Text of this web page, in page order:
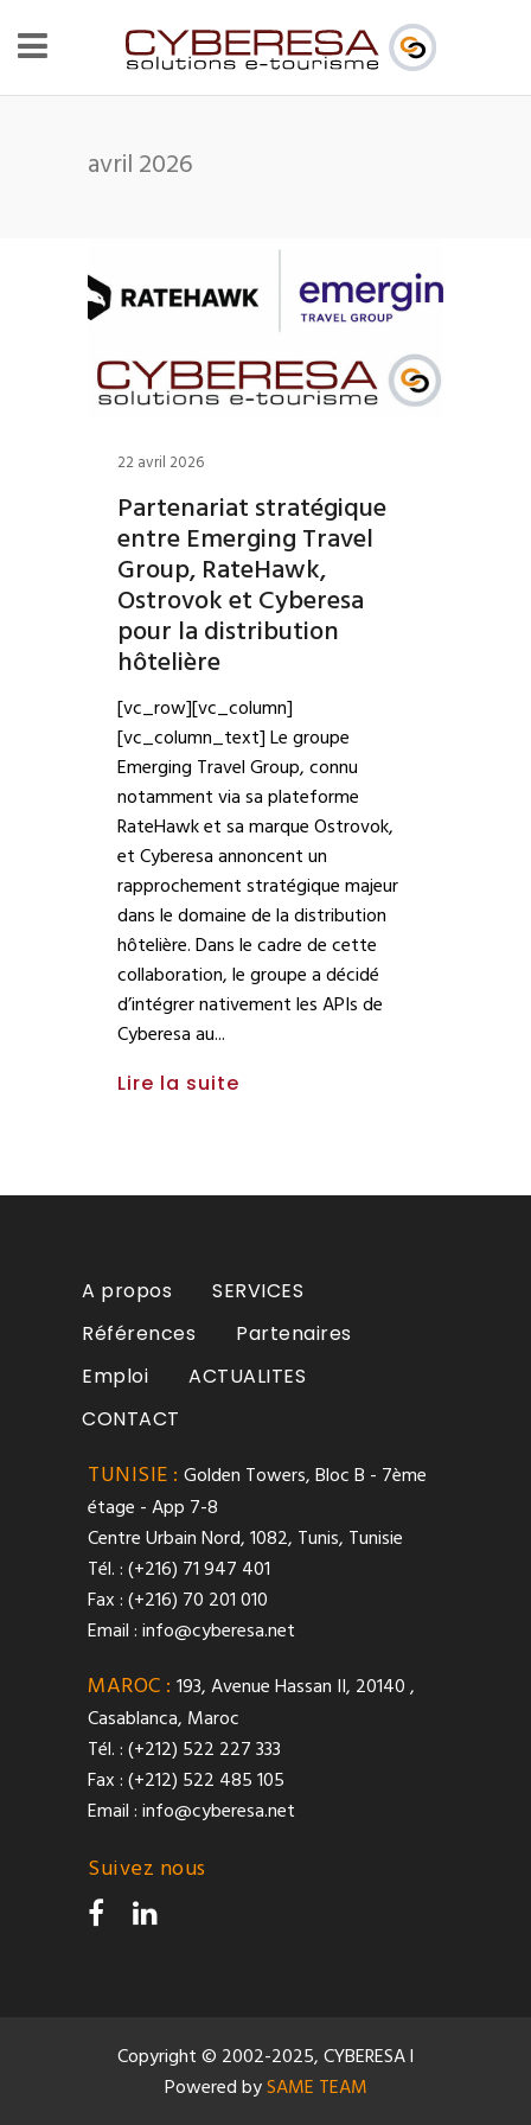
avril 2026
22 avril 2026
Partenariat stratégique
entre Emerging Travel
Group, RateHawk,
Ostrovok et Cyberesa
pour la distribution
hôtelière
[vc_row][vc_column]
[vc_column_text] Le groupe
Emerging Travel Group, connu
notamment via sa plateforme
RateHawk et sa marque Ostrovok,
et Cyberesa annoncent un
rapprochement stratégique majeur
dans le domaine de la distribution
hôtelière. Dans le cadre de cette
collaboration, le groupe a décidé
d’intégrer nativement les APIs de
Cyberesa au
Lire la suite
A propos
SERVICES
Références
Partenaires
Emploi
ACTUALITES
CONTACT
TUNISIE : Golden Towers, Bloc B - 7ème
étage - App 7-8
Centre Urbain Nord, 1082, Tunis, Tunisie
Tél. : (+216) 71 947 401
Fax : (+216) 70 201 010
Email :info@cyberesa.net
MAROC : 193, Avenue Hassan II, 20140 ,
Casablanca, Maroc
Tél. : (+212) 522 227 333
Fax : (+212) 522 485 105
Email :info@cyberesa.net
Suivez nous
Copyright © 2002-2025, CYBERESA l
Powered bySAME TEAM